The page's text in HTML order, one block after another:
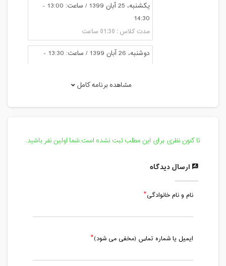
یکشنبه، 25 آبان 1399 / ساعت: 13:00 -
14:30
مدت کلاس : 01:30 ساعت
دوشنبه، 26 آبان 1399 / ساعت: 13:30 -
مدت کلاس : 01:30 ساعت
شنبه، 1 آذر 1399 / ساعت: 13:30 - 15:00
20:30
مشاهده برنامه کامل
تا کنون نظری برای این مطلب ثبت نشده است.شما اولین نفر باشید.
ارسال دیدگاه
نام و نام خانوادگی
ایمیل یا شماره تماس (مخفی می شود)